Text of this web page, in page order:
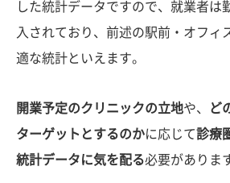
した統計データですので、就業者は
入されており、前述の駅前・オフィ
適な統計といえます。
開業予定のクリニックの立地や、
ど
ターゲットとするのかに応じて診療
統計データに気を配る必要がありま